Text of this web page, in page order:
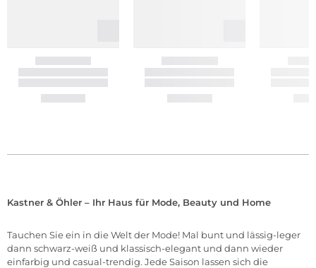
Kastner & Öhler – Ihr Haus für Mode, Beauty und Home
Tauchen Sie ein in die Welt der Mode! Mal bunt und lässig-leger
dann schwarz-weiß und klassisch-elegant und dann wieder
einfarbig und casual-trendig. Jede Saison lassen sich die